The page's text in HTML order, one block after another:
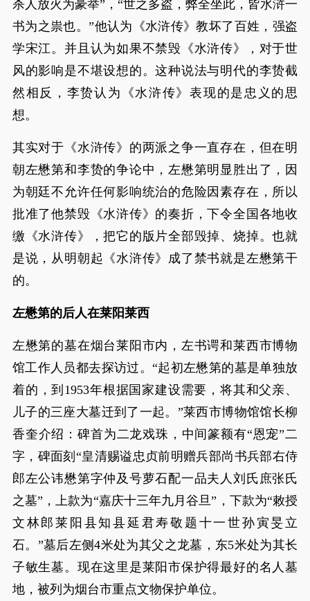
杀人放火为豪举”，“世之多盗，弊全坐此，皆水浒一
书为之祟也。”他认为《水浒传》教坏了百姓，强盗
学宋江。并且认为如果不禁毁《水浒传》，对于世
风的影响是不堪设想的。这种说法与明代的李贽截
然相反，李贽认为《水浒传》表现的是忠义的思
想。
其实对于《水浒传》的两派之争一直存在，但在明
朝左懋第和李贽的争论中，左懋第明显胜出了，因
为朝廷不允许任何影响统治的危险因素存在，所以
批准了他禁毁《水浒传》的奏折，下令全国各地收
缴《水浒传》，把它的版片全部毁掉、烧掉。也就
是说，从明朝起《水浒传》成了禁书就是左懋第干
的。
左懋第的后人在莱阳莱西
左懋第的墓在烟台莱阳市内，左书谔和莱西市博物
馆工作人员都去探访过。“起初左懋第的墓是单独放
着的，到1953年根据国家建设需要，将其和父亲、
儿子的三座大墓迁到了一起。”莱西市博物馆馆长柳
香奎介绍：碑首为二龙戏珠，中间篆额有“恩宠”二
字，碑面刻“皇清赐谥忠贞前明赠兵部尚书兵部右侍
郎左公讳懋第字仲及号萝石配一品夫人刘氏庶张氏
之墓”，上款为“嘉庆十三年九月谷旦”，下款为“敕授
文林郎莱阳县知县延君寿敬题十一世孙寅旻立
石。”墓后左侧4米处为其父之龙墓，东5米处为其长
子敏生墓。现在这里是莱阳市保护得最好的名人墓
地，被列为烟台市重点文物保护单位。